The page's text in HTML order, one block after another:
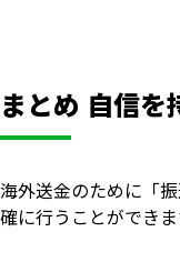
まとめ 自信
海外送金のために「
確に行うことができ